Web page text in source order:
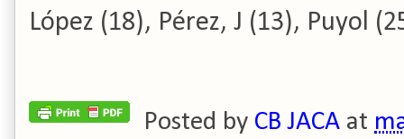
López (18), Pérez, J (13), Puyol
Posted by CB JACA at